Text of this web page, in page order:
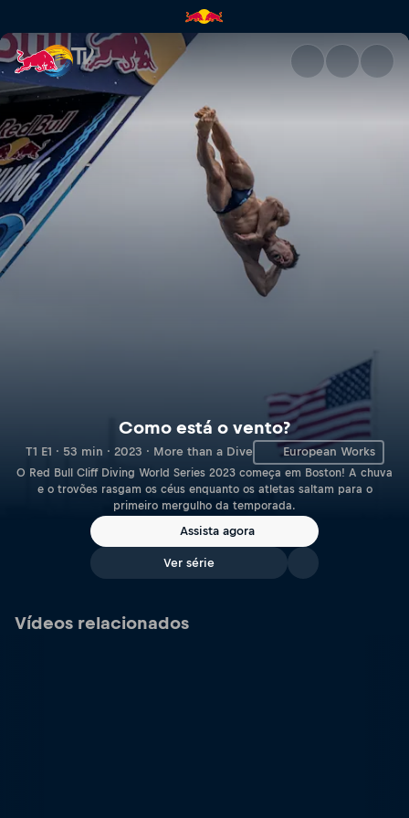
Como está o vento? | Red
Como está o vento?
T1 E1 · 53 min · 2023 · More than a Dive European Works
O Red Bull Cliff Diving World Series 2023 começa em Boston! A chuva
e o trovões rasgam os céus enquanto os atletas saltam para o
primeiro mergulho da temporada.
Assista agora
Ver série
Vídeos relacionados